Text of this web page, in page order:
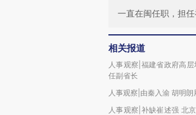
一直在闽任职，担
相关报道
人事观察|福建省政府高
任副省长
人事观察|由秦入渝 胡明
人事观察|补缺崔述强 北